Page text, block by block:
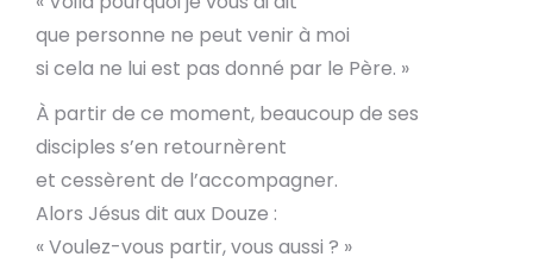
que personne ne peut venir à moi
si cela ne lui est pas donné par le Père. »
À partir de ce moment, beaucoup de ses
disciples s’en retournèrent
et cessèrent de l’accompagner.
Alors Jésus dit aux Douze :
« Voulez-vous partir, vous aussi ? »